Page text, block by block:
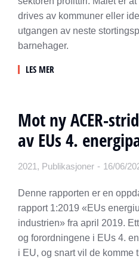
drives av kommuner eller
utgangen av neste
barnehager.
LES MER
Mot ny ACER-
av EUs 4.
2021 , Publikasjoner 16/06/
Denne rapporten er en
rapport 1:2019 «EUs
industrien» fra april 2019.
og forordningene i EUs 4.
i EU, og snart vil de komme